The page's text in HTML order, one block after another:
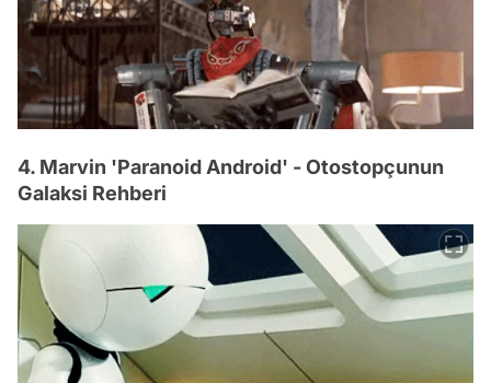
4. Marvin 'Paranoid Android' - Otostopçunun
Galaksi Rehberi